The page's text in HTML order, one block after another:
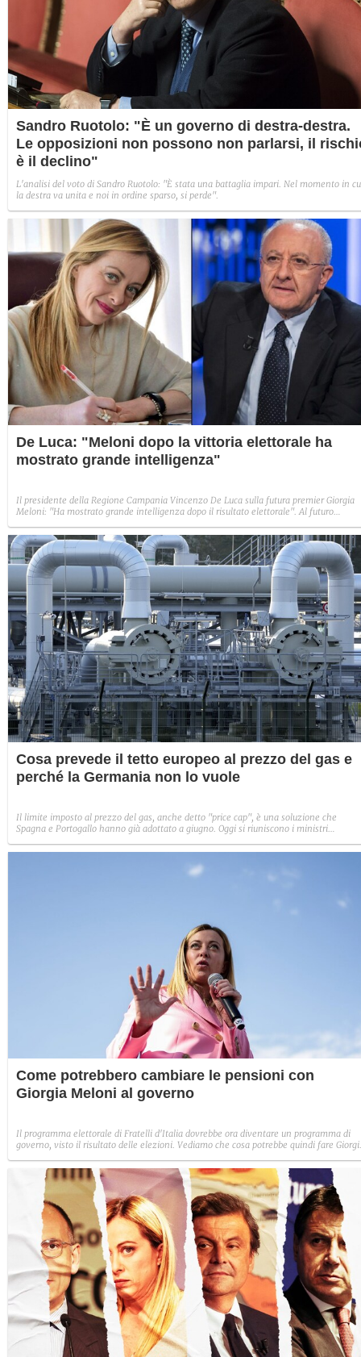
Sandro Ruotolo: "È un governo di destra-destra.
Le opposizioni non possono non parlarsi, il
è il declino"
L'analisi del voto di Sandro Ruotolo: "È stata una battaglia impari. Nel momento in
la destra va unita e noi in ordine sparso, si perde".
De Luca: "Meloni dopo la vittoria elettorale ha
mostrato grande intelligenza"
Il presidente della Regione Campania Vincenzo De Luca sulla futura premier Giorgia
Meloni: "Ha mostrato grande intelligenza dopo il risultato elettorale". Al futuro
Cosa prevede il tetto europeo al prezzo del gas e
perché la Germania non lo vuole
Il limite imposto al prezzo del gas, anche detto "price cap", è una soluzione che
Spagna e Portogallo hanno già adottato a giugno. Oggi si riuniscono i ministri
soluzione condivisa.
Come potrebbero cambiare le pensioni con
Giorgia Meloni al governo
Il programma elettorale di Fratelli d'Italia dovrebbe ora diventare un programma di
governo, visto il risultato delle elezioni. Vediamo che cosa potrebbe quindi fare